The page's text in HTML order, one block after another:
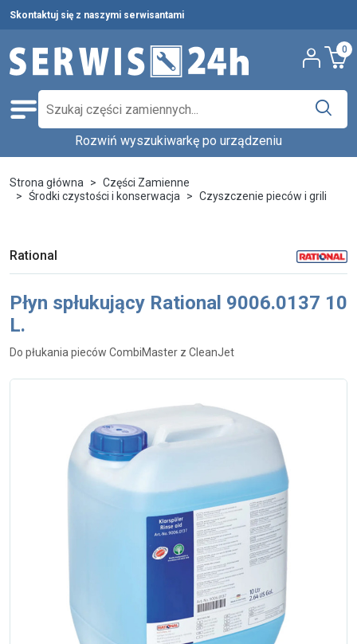
Skontaktuj się z naszymi serwisantami
0
Części zamienne
Pełna oferta
Środki czystości
Ostatnie sztuki
Serwis urządzeń
Zgłoś naprawę
Ostrzenie narzędzi
Doradztwo
technologiczne
Aktualności i porady
Płatności i dostawa
aby znaleźć części w katalogu.
Rozwiń wyszukiwarkę po urządzeniu
Strona główna
Części Zamienne
Środki czystości i konserwacja
Czyszczenie pieców i grili
Rational
Płyn spłukujący Rational 9006.0137 10
L.
Do płukania pieców CombiMaster z CleanJet